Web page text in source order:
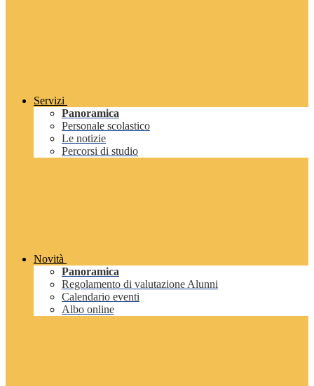
Servizi
Panoramica
Personale scolastico
Le notizie
Percorsi di studio
Novità
Panoramica
Regolamento di valutazione Alunni
Calendario eventi
Albo online